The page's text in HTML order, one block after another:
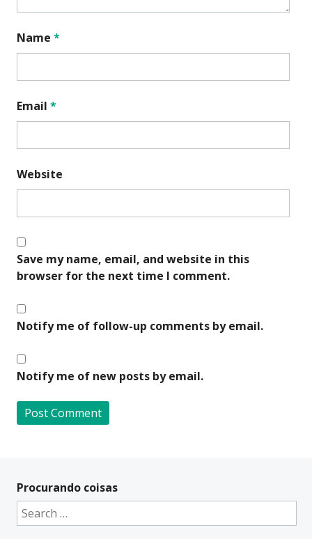
Name *
Email *
Website
Save my name, email, and website in this
browser for the next time I comment.
Notify me of follow-up comments by email.
Notify me of new posts by email.
t
e
Procurando coisas
Search
for: